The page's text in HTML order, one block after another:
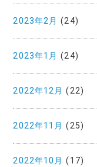
2023年2月 (24)
2023年1月 (24)
2022年12月 (22)
2022年11月 (25)
2022年10月 (17)